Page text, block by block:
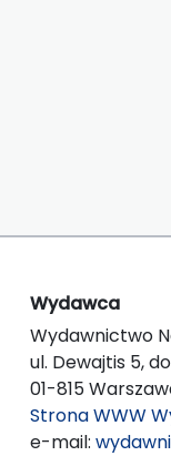
Wydawca
Wydawnictwo
ul. Dewajtis 5,
01-815
Strona WWW
e-mail: